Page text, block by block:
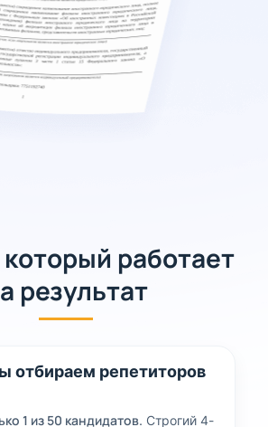
работает
результат
отбираем репетиторов
1 из 50 кандидатов. Строгий 4-